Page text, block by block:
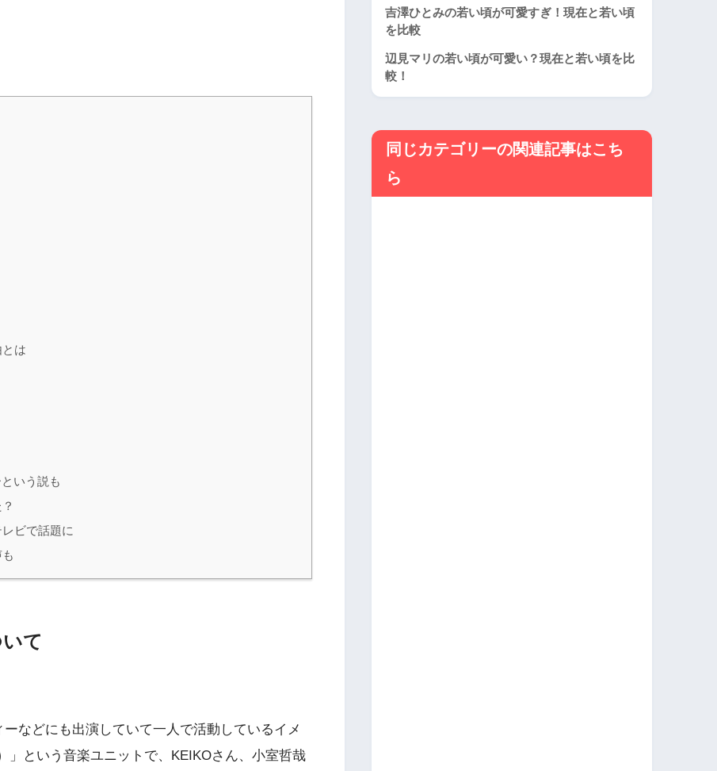
は
いう説も
ビで話題に
て
などにも出演していて一人で活動しているイメ
」という音楽ユニットで、KEIKOさん、小室哲哉
吉澤ひとみの若い頃が可愛すぎ！現在と若い頃
を比較
辺見マリの若い頃が可愛い？現在と若い頃を比
較！
同じカテゴリーの関連記事はこち
ら